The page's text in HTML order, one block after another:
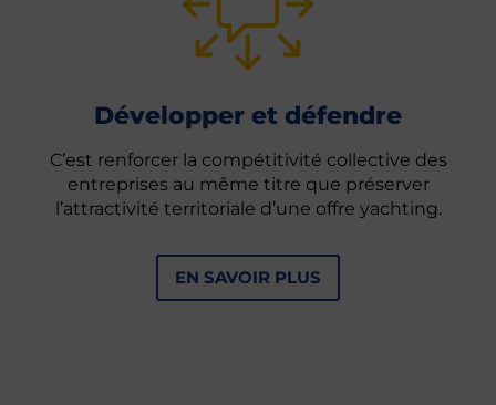
Développer et défendre
C’est renforcer la compétitivité collective des
entreprises au même titre que préserver
l’attractivité territoriale d’une offre yachting.
EN SAVOIR PLUS